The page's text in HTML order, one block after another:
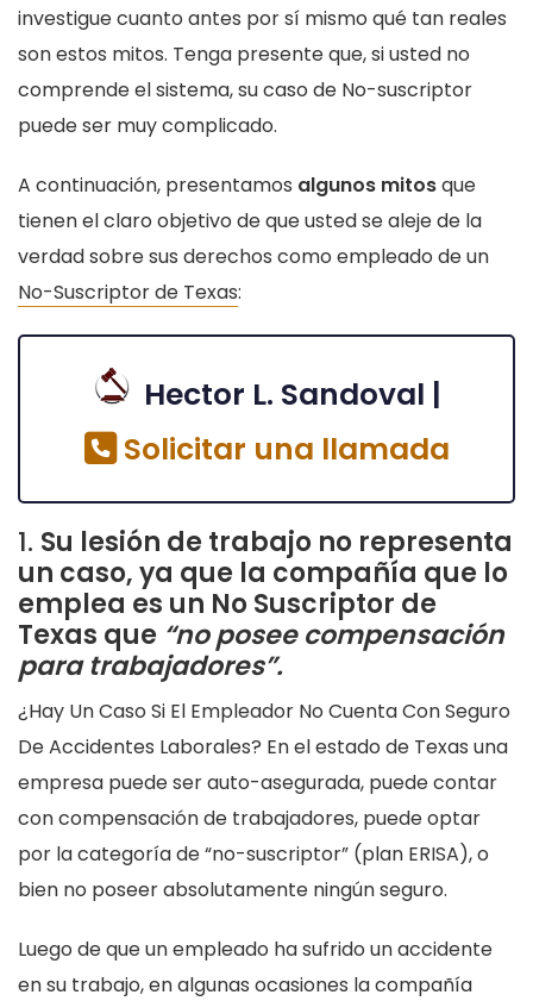
investigue cuanto antes por sí mismo qué tan reales
son estos mitos. Tenga presente que, si usted no
comprende el sistema, su caso de No-suscriptor
puede ser muy complicado.
A continuación, presentamos algunos mitosque
tienen el claro objetivo de que usted se aleje de la
verdad sobre sus derechos como empleado de un
No-Suscriptor de Texas:
Hector L. Sandoval |
Solicitar una llamada
1. Su lesión de trabajo no representa
un caso, ya que la compañía que lo
emplea es un No Suscriptor de
Texas que “no posee compensación
para trabajadores”.
¿Hay Un Caso Si El Empleador No Cuenta Con Seguro
De Accidentes Laborales? En el estado de Texas una
empresa puede ser auto-asegurada, puede contar
con compensación de trabajadores, puede optar
por la categoría de “no-suscriptor” (plan ERISA), o
bien no poseer absolutamente ningún seguro.
Luego de que un empleado ha sufrido un accidente
en su trabajo, en algunas ocasiones la compañía